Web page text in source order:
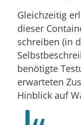
Gleichzeitig
dieser
schreiben (in
benötigte
erwarteten
Hinblick auf